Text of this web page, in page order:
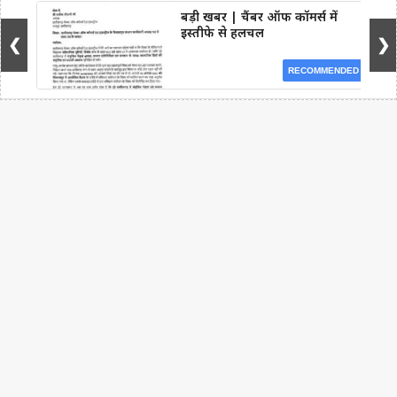
Facebook WhatsApp Telegram
❮
बड़ी खबर | चैंबर ऑफ कॉमर्स में
इस्तीफे से हलचल
RECOMMENDED
❯